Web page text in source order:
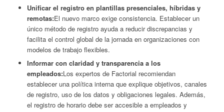
Unificar el registro en plantillas presenciales, híbridas y
remotas:El nuevo marco exige consistencia. Establecer un
único método de registro ayuda a reducir discrepancias y
facilita el control global de la jornada en organizaciones con
modelos de trabajo flexibles.
Informar con claridad y transparencia a los
empleados:Los expertos de Factorial recomiendan
establecer una política interna que explique objetivos, canales
de registro, uso de los datos y obligaciones legales. Además,
el registro de horario debe ser accesible a empleados y